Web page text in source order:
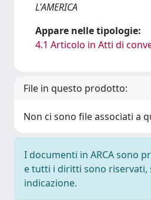
L'AMERICA
Appare nelle tipologie:
4.1 Articolo in Atti di
File in questo prodotto:
Non ci sono file associati a
I documenti in ARCA sono
e tutti i diritti sono riservati,
indicazione.